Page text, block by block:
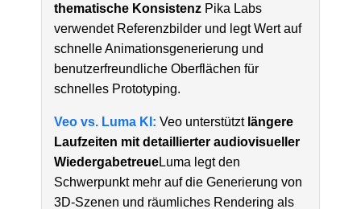
thematische Konsistenz Pika Labs
verwendet Referenzbilder und legt Wert auf
schnelle Animationsgenerierung und
benutzerfreundliche Oberflächen für
schnelles Prototyping.
Veo vs. Luma KI: Veo unterstützt längere
Laufzeiten mit detaillierter audiovisueller
WiedergabetreueLuma legt den
Schwerpunkt mehr auf die Generierung von
3D-Szenen und räumliches Rendering als